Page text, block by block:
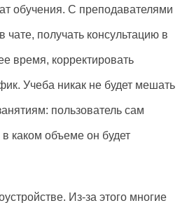
обучения. С преподавателями
получать консультацию в
время, корректировать
Учеба никак не будет мешать
пользователь сам
в каком объеме он будет
Из-за этого многие